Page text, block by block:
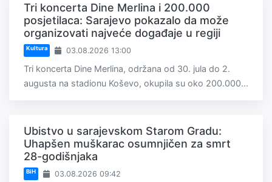
Tri koncerta Dine Merlina i 200.000
posjetilaca: Sarajevo pokazalo da može
organizovati najveće događaje u regiji
Kultura 03.08.2026 13:00
Tri koncerta Dine Merlina, održana od 30. jula do 2.
augusta na stadionu Koševo, okupila su oko 200.000...
Ubistvo u sarajevskom Starom Gradu:
Uhapšen muškarac osumnjičen za smrt
28-godišnjaka
BiH 03.08.2026 09:42